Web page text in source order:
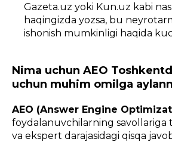
Gazeta.uz yoki Kun.uz kabi
haqingizda yozsa, bu
ishonish mumkinligi haqida
Nima uchun AEO
uchun muhim omilga
AEO (Answer Engine
foydalanuvchilarning savollariga
va ekspert darajasidagi qisqa